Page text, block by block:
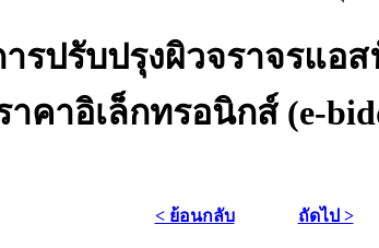
ารปรับปรุงผิวจราจรแ
คาอิเล็กทรอนิกส์ (e-
< ย้อนกลับ
ถัดไป >